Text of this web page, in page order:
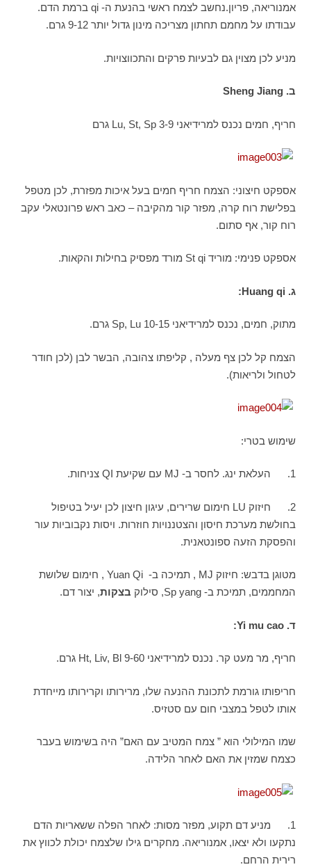
אמנוריאה, פריון.נחשב לצמח ראשי בהנעת ה- qi ברמת הדם.
עבודתו על מחמם תחתון מצריכה מינון גדול יותר 9-12 גרם.
מניע לכן מצוין גם לבעיות פרקים והתכווצויות.
ב.Sheng Jiang
חריף, חמים נכנס למרידיאני Lu, St, Sp 3-9 גרם
אספקט חיצוני: הצמח חריף חמים בעל איכות מפזרת, לכן מטפל
בפלישת רוח קרה, מפזר קור מהקיבה – כאב ראש פרונטאלי עקב
רוח קור, אף סתום.
אספקט פנימי: מוריד St qi מורד מפסיק בחילות והקאות.
ג. Huang qi
:
מתוק, חמים, נכנס למרידיאני Sp, Lu 10-15 גרם.
הצמח קל לכן צף מעלה , קליפתו צהובה, הבשר לבן (לכן חודר
לטחול ולריאות).
שימוש בטרי:
1. העלאת ינג. לחסר ב- MJ עם שקיעת QI צניחות.
2. חיזוק LU חימום שרירים, עיגון חיצון לכן יעיל בטיפול
בחולשת מערכת חיסון והצטננויות חוזרות. ויסות נקבוביות עור
והפסקת הזעה ספונטאנית.
מטוגן בדבש: חיזוק MJ , תמיכה ב- Yuan Qi , חימום שלושת
המחממים, תמיכת ב- Sp yang, סילוק
בצקות, יצור דם.
ד.Yi mu cao
:
חריף, מר מעט קר. נכנס למרידיאני Ht, Liv, Bl 9-60 גרם.
חריפותו גורמת לתכונת ההנעה שלו, מרירותו וקרירותו מייחדת
אותו לטפל במצבי חום עם סטזיס.
שמו המילולי הוא ” צמח המטיב עם האם” היה בשימוש בעבר
כצמח שמזין את האם לאחר הלידה.
1. מניע דם תקוע, מפזר מסות: לאחר הפלה ששאריות הדם
נתקעו ולא יצאו, אמנוריאה. מחקרים גילו שלצמח יכולת לכווץ את
רירית הרחם.